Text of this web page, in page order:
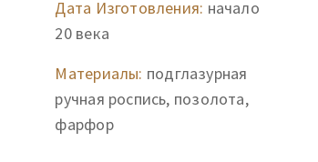
Дата Изготовления: начало
20 века
Материалы: подглазурная
ручная роспись, позолота,
фарфор